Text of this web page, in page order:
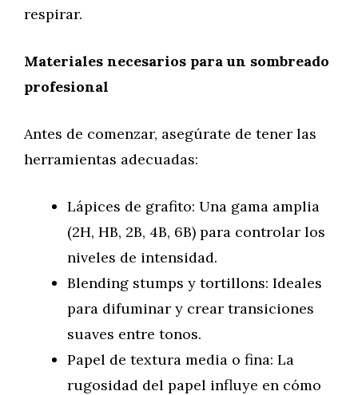
respirar.
Materiales necesarios para un sombreado
profesional
Antes de comenzar, asegúrate de tener las
herramientas adecuadas:
Lápices de grafito: Una gama amplia
(2H, HB, 2B, 4B, 6B) para controlar los
niveles de intensidad.
Blending stumps y tortillons: Ideales
para difuminar y crear transiciones
suaves entre tonos.
Papel de textura media o fina: La
rugosidad del papel influye en cómo